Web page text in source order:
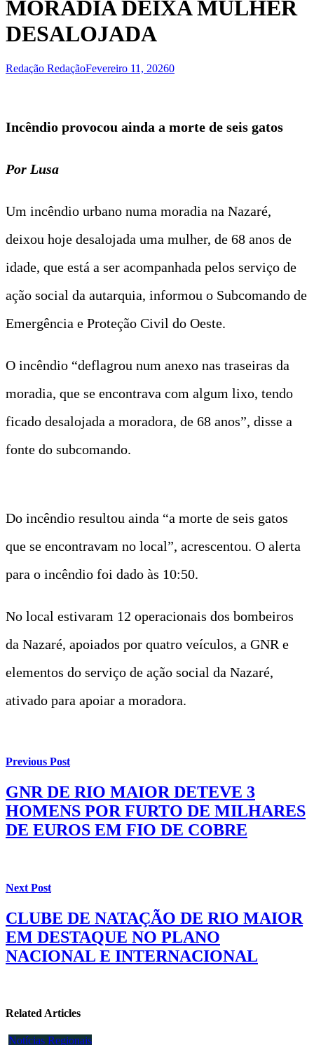
MORADIA DEIXA MULHER
DESALOJADA
Redação RedaçãoFevereiro 11, 20260
Incêndio provocou ainda a morte de seis gatos
Por Lusa
Um incêndio urbano numa moradia na Nazaré,
deixou hoje desalojada uma mulher, de 68 anos de
idade, que está a ser acompanhada pelos serviço de
ação social da autarquia, informou o Subcomando de
Emergência e Proteção Civil do Oeste.
O incêndio “deflagrou num anexo nas traseiras da
moradia, que se encontrava com algum lixo, tendo
ficado desalojada a moradora, de 68 anos”, disse a
fonte do subcomando.
Do incêndio resultou ainda “a morte de seis gatos
que se encontravam no local”, acrescentou. O alerta
para o incêndio foi dado às 10:50.
No local estivaram 12 operacionais dos bombeiros
da Nazaré, apoiados por quatro veículos, a GNR e
elementos do serviço de ação social da Nazaré,
ativado para apoiar a moradora.
Previous Post
GNR DE RIO MAIOR DETEVE 3
HOMENS POR FURTO DE MILHARES
DE EUROS EM FIO DE COBRE
Next Post
CLUBE DE NATAÇÃO DE RIO MAIOR
EM DESTAQUE NO PLANO
NACIONAL E INTERNACIONAL
Related Articles
Notícias Regionais